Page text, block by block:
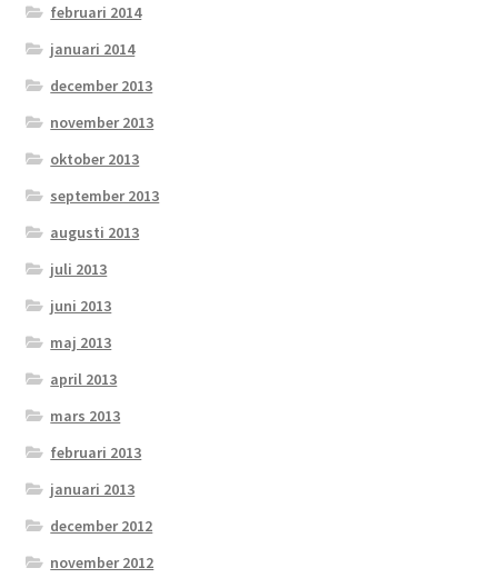
februari 2014
januari 2014
december 2013
november 2013
oktober 2013
september 2013
augusti 2013
juli 2013
juni 2013
maj 2013
april 2013
mars 2013
februari 2013
januari 2013
december 2012
november 2012